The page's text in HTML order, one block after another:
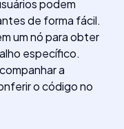
podem
de forma fácil.
um nó para obter
específico.
a
o código no